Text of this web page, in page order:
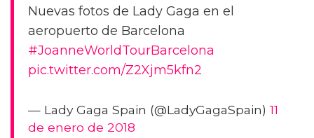
Nuevas fotos de Lady Gaga en el
aeropuerto de Barcelona
#JoanneWorldTourBarcelona
pic.twitter.com/Z2Xjm5kfn2
— Lady Gaga Spain (@LadyGagaSpain)11
de enero de 2018